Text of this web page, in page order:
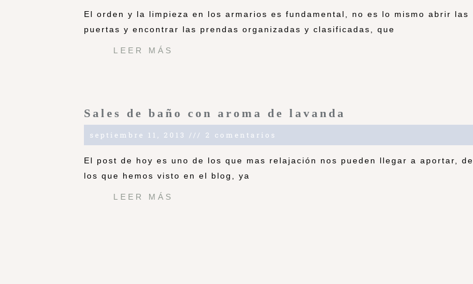
El orden y la limpieza en los armarios es fundamental, no es lo mismo abrir las
puertas y encontrar las prendas organizadas y clasificadas, que
LEER MÁS
Sales de baño con aroma de lavanda
septiembre 11, 2013 2 comentarios
El post de hoy es uno de los que mas relajación nos pueden llegar a aportar, de
los que hemos visto en el blog, ya
LEER MÁS